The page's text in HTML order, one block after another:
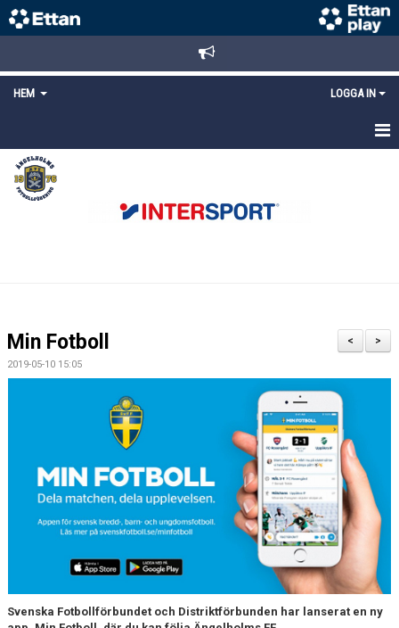
HEM LOGGA IN
STARTSIDA
NYHETER
LÄNKAR
MEDLEMS OCH TRÄNINGSAVGIFTER
>
<
Min Fotboll
2019-05-10 15:05
Svenska Fotbollförbundet och Distriktförbunden har lanserat en ny